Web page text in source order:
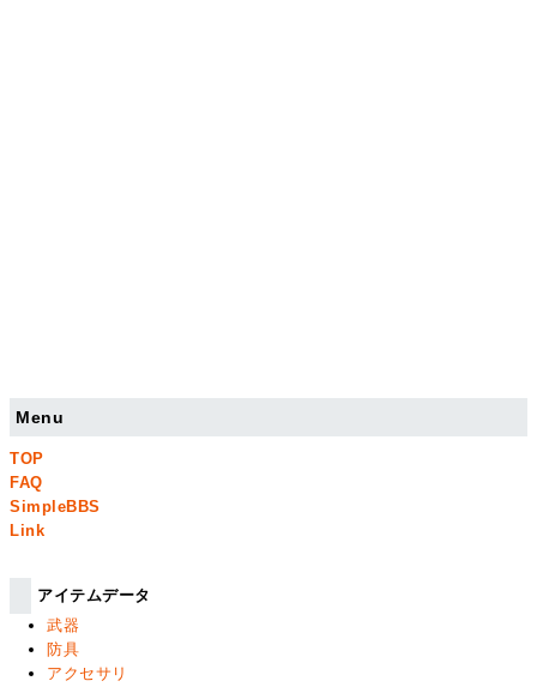
Menu
TOP
FAQ
SimpleBBS
Link
アイテムデータ
武器
防具
アクセサリ